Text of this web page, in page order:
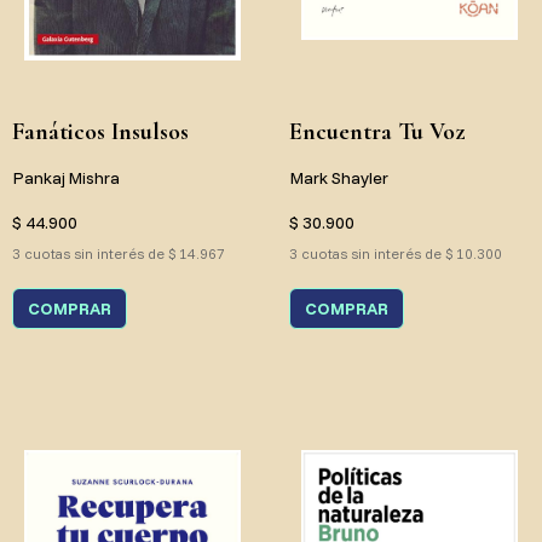
Fanáticos Insulsos
Pankaj Mishra
$ 44.900
3 cuotas sin interés de $ 14.967
COMPRAR
Encuentra Tu Voz
Mark Shayler
$ 30.900
3 cuotas sin interés de $ 10.300
COMPRAR